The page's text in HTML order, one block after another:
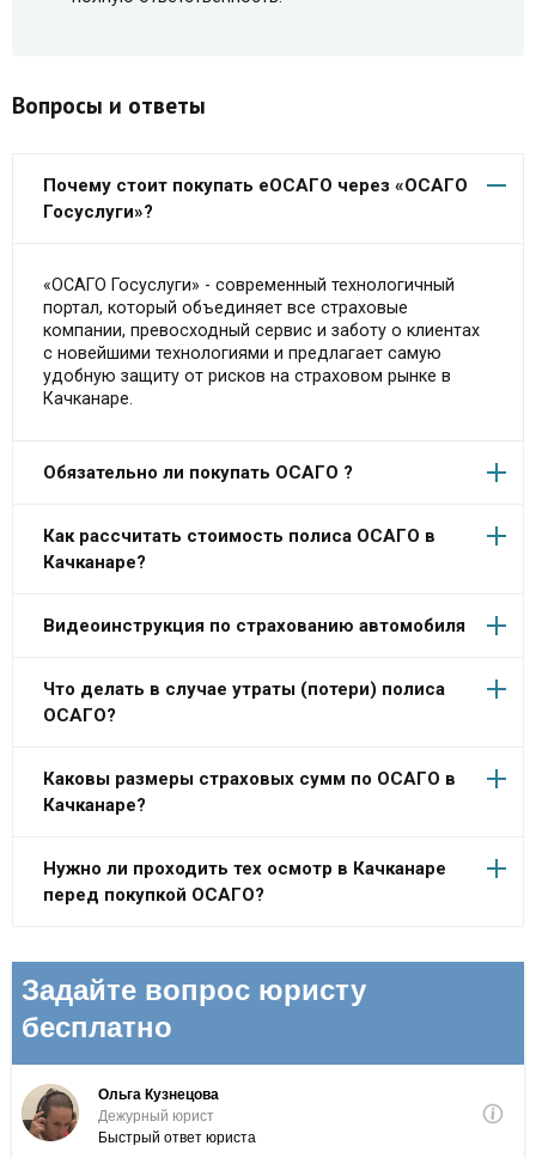
Вопросы и ответы
Почему стоит покупать еОСАГО через «ОСАГО
Госуслуги»?
«ОСАГО Госуслуги» - современный технологичный
портал, который объединяет все страховые
компании, превосходный сервис и заботу о клиентах
с новейшими технологиями и предлагает самую
удобную защиту от рисков на страховом рынке в
Качканаре.
Обязательно ли покупать ОСАГО ?
Как рассчитать стоимость полиса ОСАГО в
Качканаре?
Видеоинструкция по страхованию автомобиля
Что делать в случае утраты (потери) полиса
ОСАГО?
Каковы размеры страховых сумм по ОСАГО в
Качканаре?
Нужно ли проходить тех осмотр в Качканаре
перед покупкой ОСАГО?